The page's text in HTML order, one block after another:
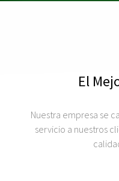
El
Nuestra empresa se
servicio a nuestros